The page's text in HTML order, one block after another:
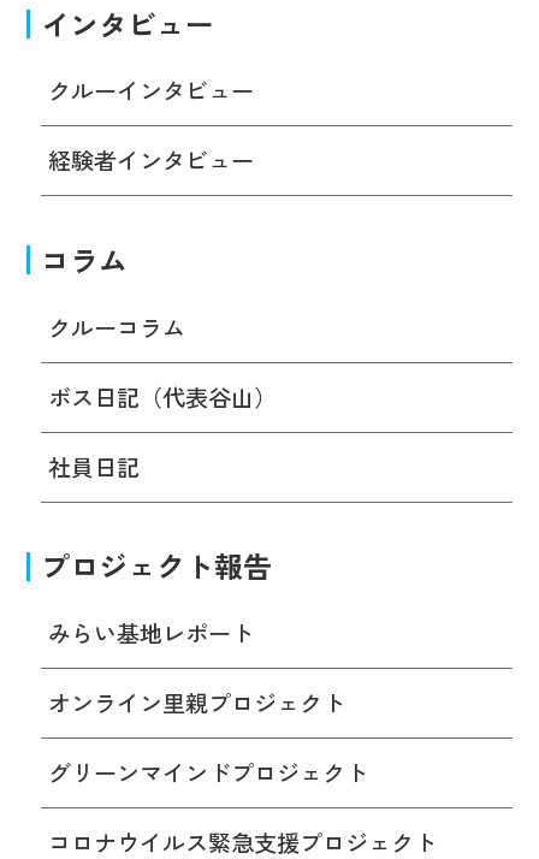
インタビュー
クルーインタビュー
経験者インタビュー
コラム
クルーコラム
ボス日記（代表谷山）
社員日記
プロジェクト報告
みらい基地レポート
オンライン里親プロジェクト
グリーンマインドプロジェクト
コロナウイルス緊急支援プロジェクト